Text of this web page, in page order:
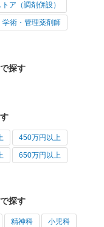
ア（調剤併設）
学術・管理薬剤師
探す
450万円以上
650万円以上
探す
精神科 小児科